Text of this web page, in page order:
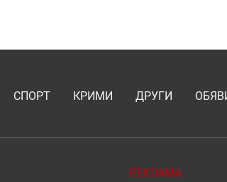
СПОРТ КРИМИ ДРУГИ
РЕКЛАМА